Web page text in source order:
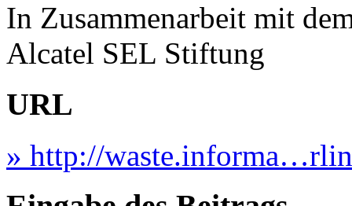
In Zusammenarbeit mit
Alcatel SEL Stiftung
URL
» http://